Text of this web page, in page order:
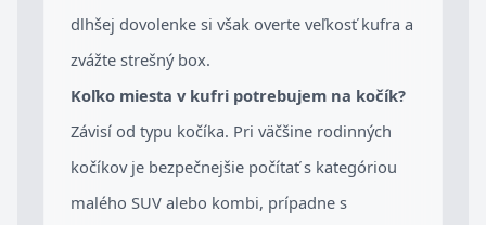
dlhšej dovolenke si však overte veľkosť kufra a
zvážte strešný box.
Koľko miesta v kufri potrebujem na kočík?
Závisí od typu kočíka. Pri väčšine rodinných
kočíkov je bezpečnejšie počítať s kategóriou
malého SUV alebo kombi, prípadne s